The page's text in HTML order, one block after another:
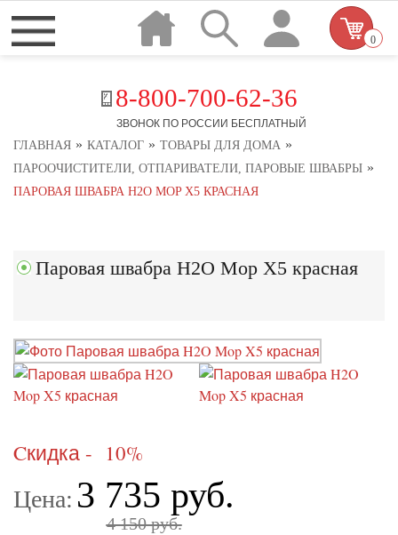
8-800-700-62-36
ЗВОНОК ПО РОССИИ БЕСПЛАТНЫЙ
0
ГЛАВНАЯ » КАТАЛОГ » ТОВАРЫ ДЛЯ ДОМА »
ПАРООЧИСТИТЕЛИ, ОТПАРИВАТЕЛИ, ПАРОВЫЕ ШВАБРЫ »
ПАРОВАЯ ШВАБРА H2O MOP X5 КРАСНАЯ
Паровая швабра H2O Mop X5 красная
Cкидка - 10%
Цена: 3 735 руб.
4 150 руб.